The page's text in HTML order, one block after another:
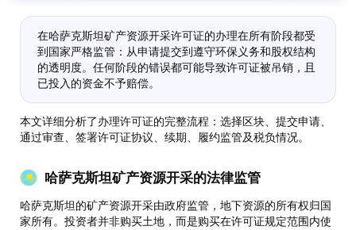
在哈萨克斯坦矿产资源开采许可证的办理在所有阶段都受
到国家严格监管：从申请提交到遵守环保义务和股权结构
的透明度。任何阶段的错误都可能导致许可证被吊销，且
已投入的资金不予赔偿。
本文详细分析了办理许可证的完整流程：选择区块、提交申请、
通过审查、签署许可证协议、续期、履约监管及税负情况。
哈萨克斯坦矿产资源开采的法律监管
哈萨克斯坦的矿产资源开采由政府监管，地下资源的所有权归国
家所有。投资者并非购买土地，而是购买在许可证规定范围内使